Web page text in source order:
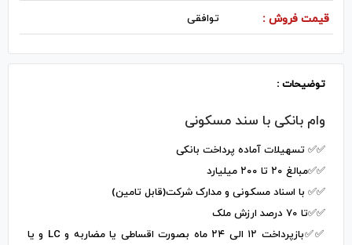
قیمت فروش : توافقی
توضیحات :
وام بانکی با سند مسکونی
✅️✅️ تسهیلات آماده پرداخت بانکی
✅️✅️مبالغ ۲۰ تا ۲۰۰ میلیارد
✅️✅️ با اسناد مسکونی و مدارک شرکت(قابل تامین)
✅️✅️تا ۷۰ درصد ارزش ملک
✅️✅️بازپرداخت ۱۲ الی ۲۴ ماه بصورت اقساطی یا مضاربه و LC و یا